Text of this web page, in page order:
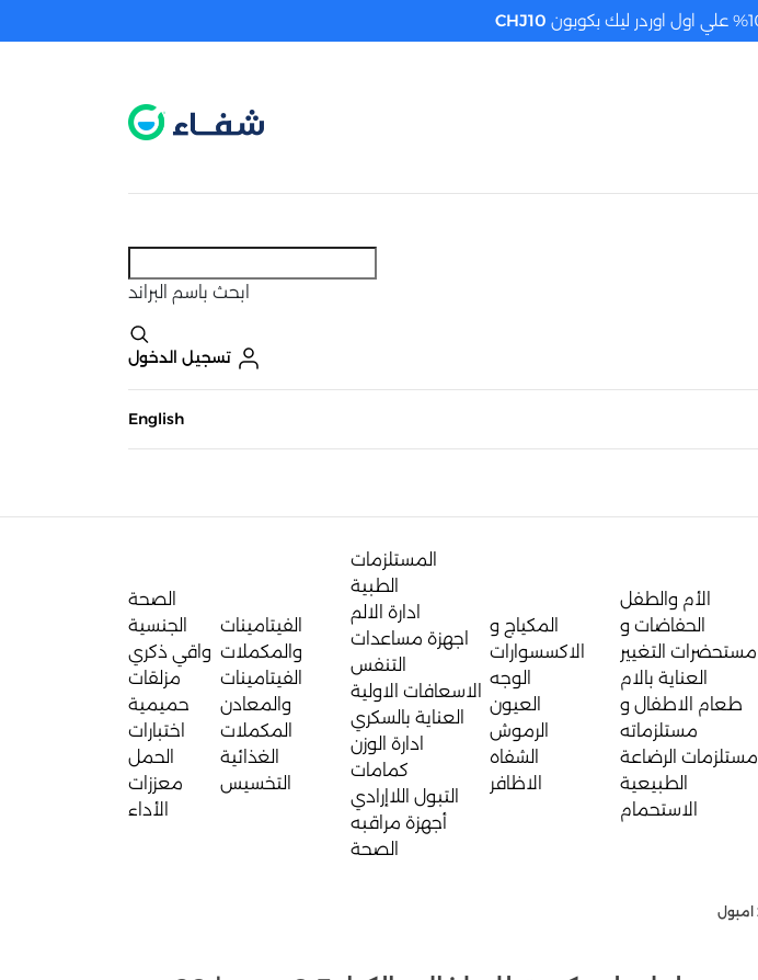
ابحث باسم البراند
تسجيل الدخول
English
الأم والطفل
الحفاضات و
مستحضرات التغيير
العناية بالام
طعام الاطفال و
مستلزماته
مستلزمات الرضاعة
الطبيعية
الاستحمام
المكياج و
الاكسسوارات
الوجه
العيون
الرموش
الشفاه
الاظافر
المستلزمات
الطبية
ادارة الالم
اجهزة مساعدات
التنفس
الاسعافات الاولية
العناية بالسكري
ادارة الوزن
كمامات
التبول اللاإرادي
أجهزة مراقبه
الصحة
الفيتامينات
والمكملات
الفيتامينات
والمعادن
المكملات
الغذائية
التخسيس
الصحة
الجنسية
واقي ذكري
مزلقات
حميمية
اختبارات
الحمل
معززات
الأداء
CHJ10